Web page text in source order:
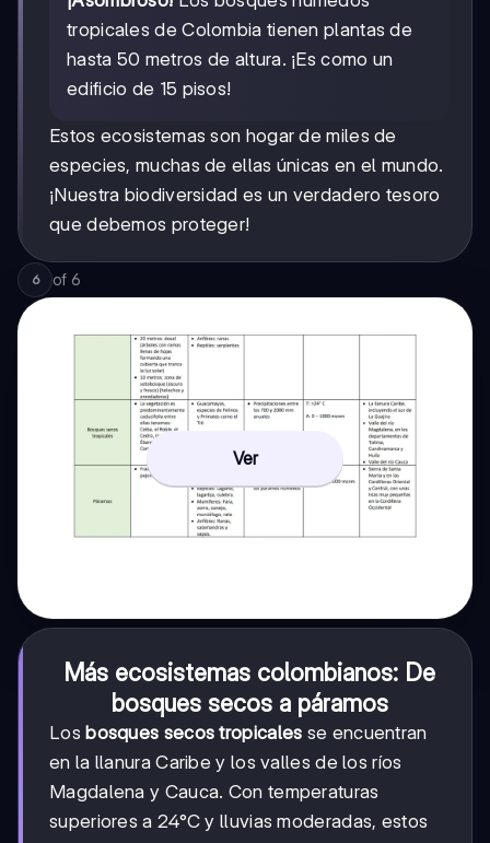
tropicales de Colombia tienen plantas de
hasta 50 metros de altura. ¡Es como un
edificio de 15 pisos!
Estos ecosistemas son hogar de miles de
especies, muchas de ellas únicas en el mundo.
¡Nuestra biodiversidad es un verdadero tesoro
que debemos proteger!
6 of 6
Ver
Más ecosistemas colombianos: De
bosques secos a páramos
Los bosques secos tropicales se encuentran
en la llanura Caribe y los valles de los ríos
Magdalena y Cauca. Con temperaturas
superiores a 24°C y lluvias moderadas, estos